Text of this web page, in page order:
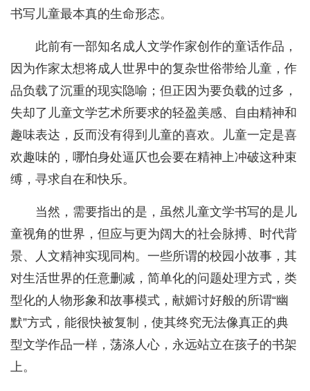
书写儿童最本真的生命形态。
此前有一部知名成人文学作家创作的童话作品，
因为作家太想将成人世界中的复杂世俗带给儿童，作
品负载了沉重的现实隐喻；但正因为要负载的过多，
失却了儿童文学艺术所要求的轻盈美感、自由精神和
趣味表达，反而没有得到儿童的喜欢。儿童一定是喜
欢趣味的，哪怕身处逼仄也会要在精神上冲破这种束
缚，寻求自在和快乐。
当然，需要指出的是，虽然儿童文学书写的是儿
童视角的世界，但应与更为阔大的社会脉搏、时代背
景、人文精神实现同构。一些所谓的校园小故事，其
对生活世界的任意删减，简单化的问题处理方式，类
型化的人物形象和故事模式，献媚讨好般的所谓“幽
默”方式，能很快被复制，使其终究无法像真正的典
型文学作品一样，荡涤人心，永远站立在孩子的书架
上。